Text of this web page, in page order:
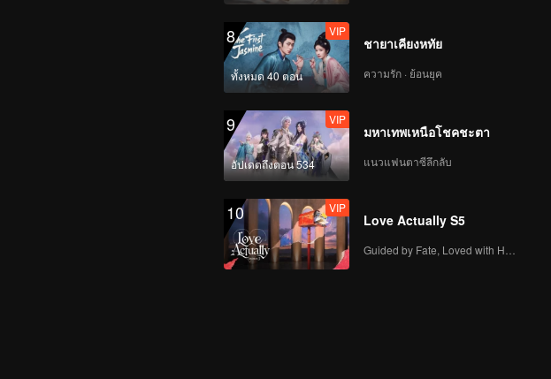
8
ทั้งหมด 40 ตอน
VIP
ชายาเคียงหทัย
ความรัก · ย้อนยุค
9
อัปเดตถึงตอน 534
VIP
มหาเทพเหนือโชคชะตา
แนวแฟนตาซีลึกลับ
10 VIP
Love Actually S5